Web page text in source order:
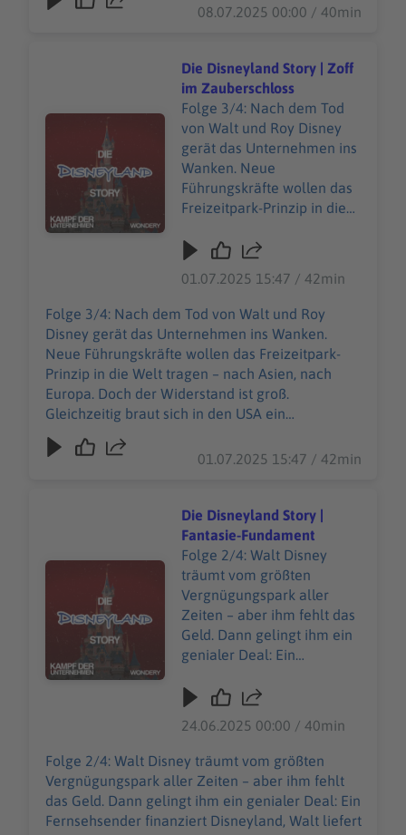
soll das Imperium in die
allgemeinen
Datenschutzrichtlinien
finden Sie unter
https://art19.com/privacy.
Die Datenschutzrichtlinien
für Kalifornien sind unter
https://art19.com/privacy#
do-not-sell-my-info
abrufbar.
Disneyland feiert, beginnt eine neue Ära. Doch
Wer soll das Imperium in die Zukunft führen?
Unsere allgemeinen Datenschutzrichtlinien
finden Sie unter https://art19.com/privacy. Die
Datenschutzrichtlinien für Kalifornien sind unter
https://art19.com/privacy#do-not-sell-my-info
abrufbar.
08.07.2025 00:00 / 40min
Audiotitel - Die Disneyland Story | Zoff im Zauberschloss
Die Disneyland Story | Zoff
im Zauberschloss
Folge 3/4: Nach dem Tod
von Walt und Roy Disney
gerät das Unternehmen ins
Wanken. Neue
Führungskräfte wollen das
Freizeitpark-Prinzip in die
nach Europa. Doch der
Gleichzeitig braut sich in
den USA ein Machtkampf
zusammen: Ein
skrupelloser Aktionärs-
Coup erschüttert Disney
und stellt alles infrage. Ist
Disneyland noch eine
Geschäftsmodell? Unsere
Datenschutzrichtlinien
finden Sie unter
https://art19.com/privacy.
Die Datenschutzrichtlinien
für Kalifornien sind unter
https://art19.com/privacy#
do-not-sell-my-info
abrufbar.
01.07.2025 15:47 / 42min
Folge 3/4: Nach dem Tod von Walt und Roy
Disney gerät das Unternehmen ins Wanken.
Neue Führungskräfte wollen das Freizeitpark-
Prinzip in die Welt tragen – nach Asien, nach
Europa. Doch der Widerstand ist groß.
Gleichzeitig braut sich in den USA ein
Machtkampf zusammen: Ein skrupelloser
Aktionärs-Coup erschüttert Disney und stellt
Unsere allgemeinen Datenschutzrichtlinien
finden Sie unter https://art19.com/privacy. Die
Datenschutzrichtlinien für Kalifornien sind unter
https://art19.com/privacy#do-not-sell-my-info
abrufbar.
01.07.2025 15:47 / 42min
Audiotitel - Die Disneyland Story | Fantasie-Fundament
Die Disneyland Story |
Fantasie-Fundament
Folge 2/4: Walt Disney
träumt vom größten
Vergnügungspark aller
Zeiten – aber ihm fehlt das
Geld. Dann gelingt ihm ein
genialer Deal: Ein
Disneyland, Walt liefert im
wöchentliche Show. Es ist
die perfekte Bühne für
seinen Traum – bis alles
aus dem Ruder läuft. Die
Eröffnung wird ein
24.06.2025 00:00 / 40min
Folge 2/4: Walt Disney träumt vom größten
Vergnügungspark aller Zeiten – aber ihm fehlt
das Geld. Dann gelingt ihm ein genialer Deal: Ein
Fernsehsender finanziert Disneyland, Walt liefert